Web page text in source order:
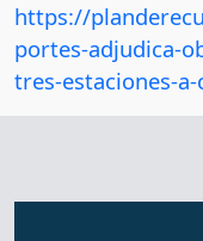
https://
portes-adjudica-
tres-estaciones-